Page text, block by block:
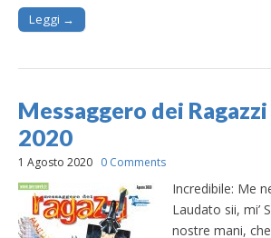
Leggi →
Messaggero dei
2020
1 Agosto 2020 0 Comments
Incredibile: Me
Laudato sii, mi’
nostre mani,